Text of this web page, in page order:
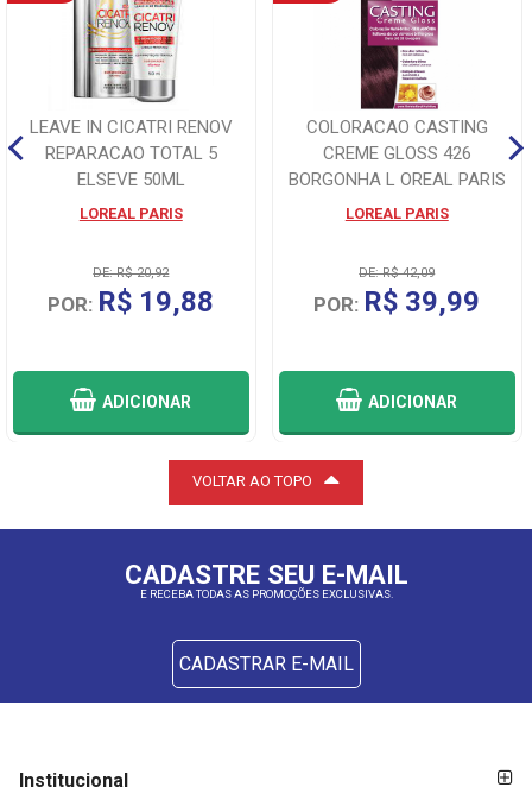
LEAVE IN CICATRI RENOV
REPARACAO TOTAL 5
ELSEVE 50ML
LOREAL PARIS
DE: R$ 20,92
POR: R$ 19,88
ADICIONAR
COLORACAO CASTING
CREME GLOSS 426
BORGONHA L OREAL PARIS
LOREAL PARIS
DE: R$ 42,09
POR: R$ 39,99
ADICIONAR
VOLTAR AO TOPO
CADASTRE SEU E-MAIL
E RECEBA TODAS AS PROMOÇÕES EXCLUSIVAS.
CADASTRAR E-MAIL
DE
PAGAMENTO
Institucional